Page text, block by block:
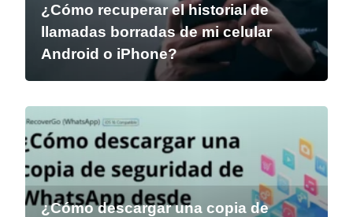
¿Cómo recuperar el historial de
llamadas borradas de mi celular
Android o iPhone?
¿Cómo descargar una copia de